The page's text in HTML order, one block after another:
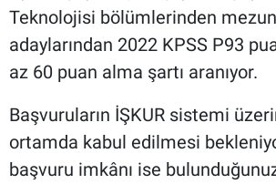
Teknolojisi bölümlerinden
adaylarından 2022 KPSS P93
az 60 puan alma şartı aranıyor.
Başvuruların İŞKUR sistemi
ortamda kabul edilmesi
başvuru imkânı ise